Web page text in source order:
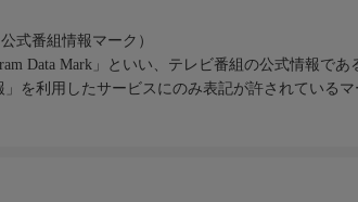
式番組情報マーク）
Data Mark」といい、テレビ番組の公式情報であ
」を利用したサービスにのみ表記が許されているマ